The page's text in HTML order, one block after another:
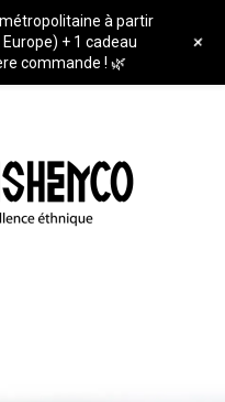
à partir
+ 1 cadeau
commande ! 🌿
+